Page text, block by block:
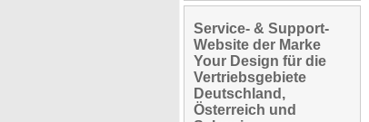
Service- & Support-
Website der Marke
Your Design für die
Vertriebsgebiete
Deutschland,
Österreich und